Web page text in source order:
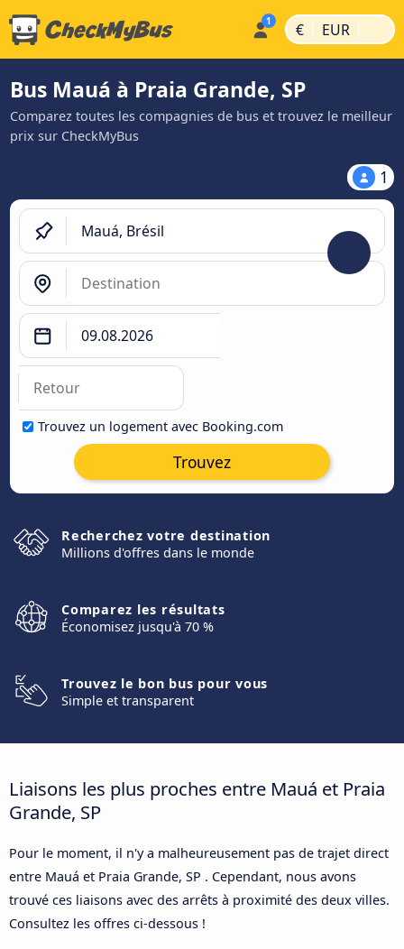
€ | EUR |
Bus Mauá à Praia Grande, SP
Comparez toutes les compagnies de bus et trouvez le meilleur
prix sur CheckMyBus
1
Trouvez un logement avec Booking.com
Trouvez
Recherchez votre destination
Millions d'offres dans le monde
Comparez les résultats
Économisez jusqu'à 70 %
Trouvez le bon bus pour vous
Simple et transparent
Liaisons les plus proches entre Mauá et Praia
Grande, SP
Pour le moment, il n'y a malheureusement pas de trajet direct
entre Mauá et Praia Grande, SP . Cependant, nous avons
trouvé ces liaisons avec des arrêts à proximité des deux villes.
Consultez les offres ci-dessous !